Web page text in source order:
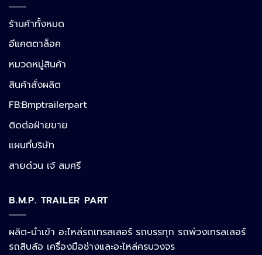
ร้านค้าทั้งหมด
อีแคตตาล็อค
หมวดหมู่สินค้า
สินค้าสั่งผลิต
FB:Bmptrailerpart
ติดต่อฝ่ายขาย
แผนที่บริษัท
สายด่วน เจ้ สมศรี
B.M.P. TRAILER PART
ผลิต-นำเข้า อะไหล่รถเทรลเลอร์ รถบรรทุก รถพ่วงเทรลเลอร์
รถสิบล้อ เครื่องมือช่างและอะไหล่ครบวงจร